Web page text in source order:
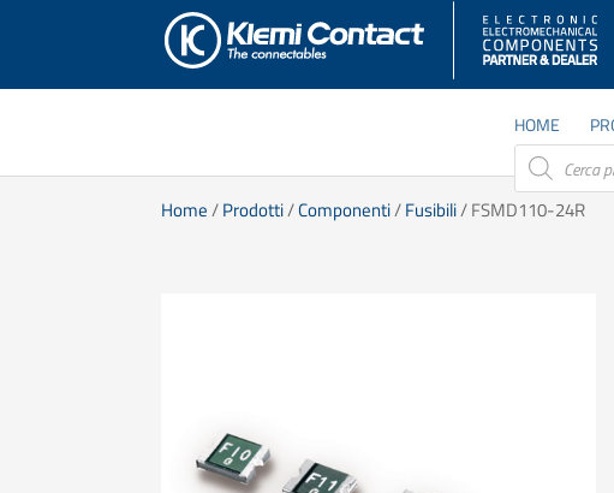
HOME
Products
search
Home/Prodotti/Componenti/Fusibili/ FSMD110-24R